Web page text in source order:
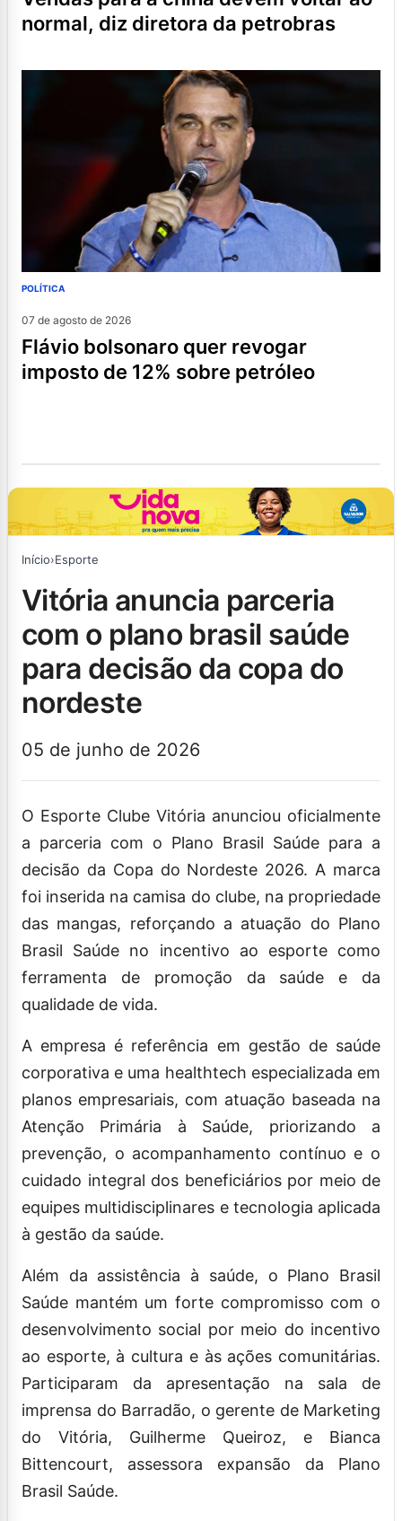
normal, diz diretora da petrobras
POLÍTICA
07 de agosto de 2026
flávio bolsonaro quer revogar
imposto de 12% sobre petróleo
Início›Esporte
vitória anuncia parceria
com o plano brasil saúde
para decisão da copa do
nordeste
05 de junho de 2026
O Esporte Clube Vitória anunciou oficialmente
a parceria com o Plano Brasil Saúde para a
decisão da Copa do Nordeste 2026. A marca
foi inserida na camisa do clube, na propriedade
das mangas, reforçando a atuação do Plano
Brasil Saúde no incentivo ao esporte como
ferramenta de promoção da saúde e da
qualidade de vida.
A empresa é referência em gestão de saúde
corporativa e uma healthtech especializada em
planos empresariais, com atuação baseada na
Atenção Primária à Saúde, priorizando a
prevenção, o acompanhamento contínuo e o
cuidado integral dos beneficiários por meio de
equipes multidisciplinares e tecnologia aplicada
à gestão da saúde.
Além da assistência à saúde, o Plano Brasil
Saúde mantém um forte compromisso com o
desenvolvimento social por meio do incentivo
ao esporte, à cultura e às ações comunitárias.
Participaram da apresentação na sala de
imprensa do Barradão, o gerente de Marketing
do Vitória, Guilherme Queiroz, e Bianca
Bittencourt, assessora expansão da Plano
Brasil Saúde.